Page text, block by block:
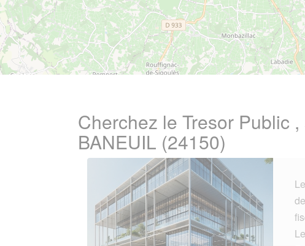
Cherchez le Tresor Public
BANEUIL (24150)
Le
Le